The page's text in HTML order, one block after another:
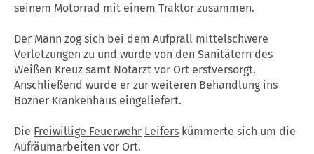
seinem Motorrad mit einem Traktor zusammen.
Der Mann zog sich bei dem Aufprall mittelschwere
Verletzungen zu und wurde von den Sanitätern des
Weißen Kreuz samt Notarzt vor Ort erstversorgt.
Anschließend wurde er zur weiteren Behandlung ins
Bozner Krankenhaus eingeliefert.
Die Freiwillige Feuerwehr Leifers kümmerte sich um die
Aufräumarbeiten vor Ort.